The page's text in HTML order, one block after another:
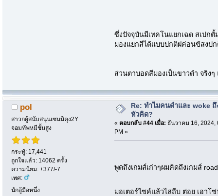
ซึ่งปัจจุบันมีเทคโนแยกเฉด สเปก
มองแยกสีได้แบบปกติฝค่อนข้สงป
ส่วนตาบอดสีมองเป็นขาวดำ จริง
pol
สาวกผู้สนับสนุนเซนนิคุง2Y
จอมทัพหมีชั้นสูง
กระทู้: 17,441
ถูกใจแล้ว: 14062 ครั้ง
ความนิยม: +377/-7
เพศ:
นักอู้มือหนึ่ง
Re: ทำไมคนดำและ woke ถึ
หัวคิด?
« ตอบกลับ #44 เมื่อ: ธันวาคม 16, 2024,
PM »
พูดถึงเกมส์เก่าๆผมคิดถึงเกมส์
มอเตอร์ไซค์แล้วไล่ถีบ ต่อย เอา